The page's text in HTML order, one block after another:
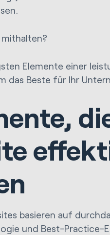
mithalten?
Elemente einer
das Beste für Ihr
basieren auf
und Best-Practice-